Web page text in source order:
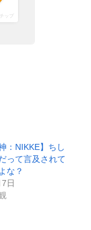
ップ
：NIKKE】ちし
って言及されて
な？
日